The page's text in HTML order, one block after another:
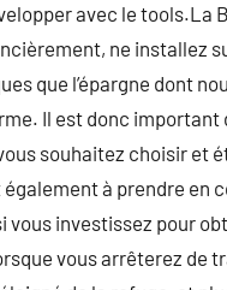
avec le tools.La
ne installez
que l’épargne dont
Il est donc important
souhaitez choisir et
à prendre en
vous investissez pour
vous arrêterez de